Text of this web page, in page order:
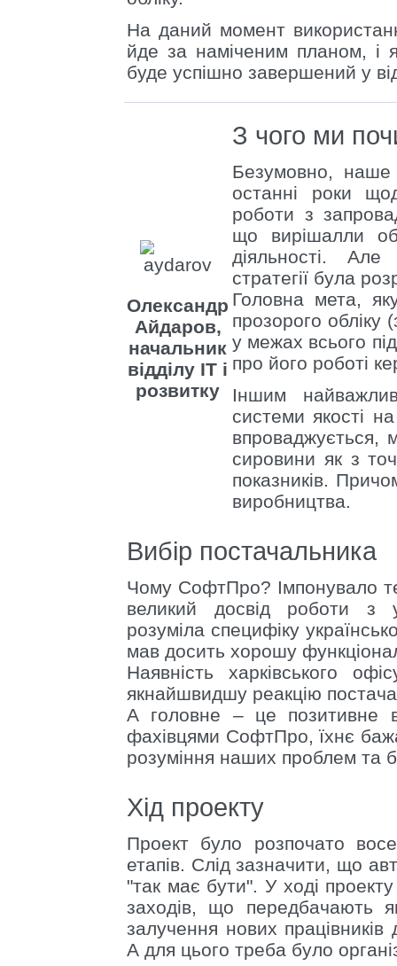
На даний момент
йде за наміченим планом, і
буде успішно завершений у
Олександр
Айдаров,
начальник
відділу ІТ і
розвитку
З чого ми
Безумовно, наше
останні роки
роботи з
що вирішалли
діяльності.
стратегії була
Головна мета,
прозорого обліку
у межах всього
про його роботі
Іншим
системи якості
впроваджується,
сировини як з
показників.
виробництва.
Вибір постачальника
Чому СофтПро? Імпонувало
великий досвід роботи з
розуміла специфіку
мав досить хорошу
Наявність харківського
якнайшвидшу реакцію
А головне – це позитивне
фахівцями СофтПро, їхнє
розуміння наших проблем та
Хід проекту
Проект було розпочато
етапів. Слід зазначити, що
"так має бути". У ході
заходів, що передбачають
залучення нових
А для цього треба було